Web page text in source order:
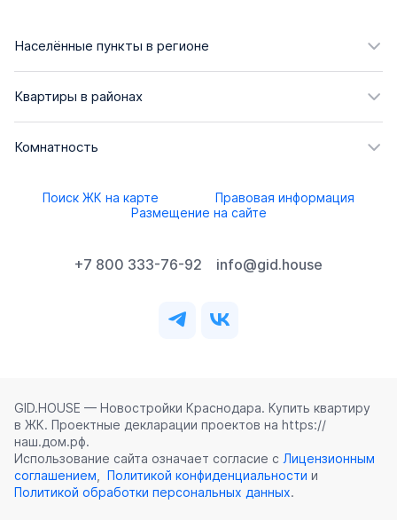
Населённые пункты в регионе
Квартиры в районах
Комнатность
Поиск ЖК на карте
Правовая информация
Размещение на сайте
+7 800 333-76-92 info@gid.house
GID.HOUSE — Новостройки Краснодара. Купить квартиру
в ЖК. Проектные декларации проектов на https://
наш.дом.рф.
Использование сайта означает согласие с Лицензионным
соглашением
Политикой конфиденциальности и
Политикой обработки персональных данных.